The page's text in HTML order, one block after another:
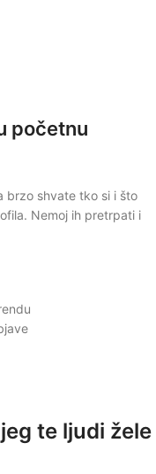
početnu
brzo shvate tko si i što
Nemoj ih pretrpati i
te ljudi žele